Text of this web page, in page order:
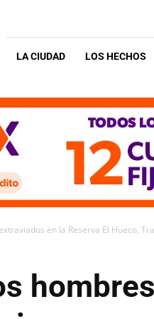
LA CIUDAD LOS HECHOS
en la Reserva El Hueco,